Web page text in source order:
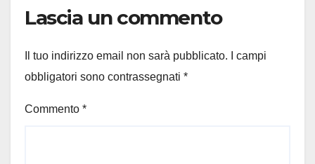
Lascia un commento
Il tuo indirizzo email non sarà pubblicato.
I campi
obbligatori sono contrassegnati *
Commento *